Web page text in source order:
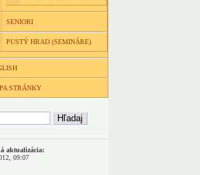
SENIORI
PUSTÝ HRAD (SEMINÁRE)
STRÁNKY
aktualizácia:
09:07